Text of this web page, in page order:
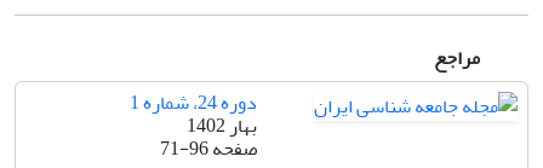
مراجع
دوره 24، شماره 1
بهار 1402
صفحه71-96